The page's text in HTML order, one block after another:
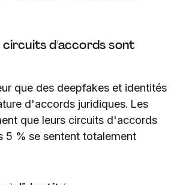
circuits d'accords sont
que des deepfakes et identités
d'accords juridiques. Les
que leurs circuits d'accords
5 % se sentent totalement